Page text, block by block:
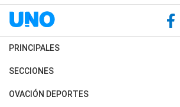
PRINCIPALES
Últimas Noticias
Política
SECCIONES
Horóscopo
OVACIÓN DEPORTES